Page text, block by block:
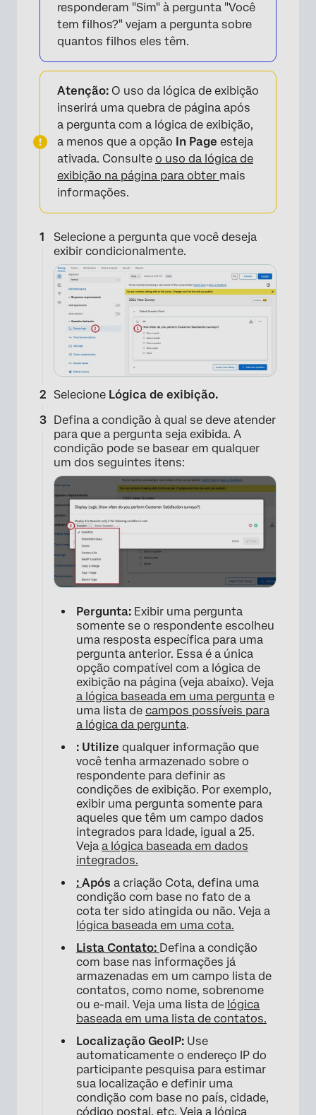
responderam "Sim" à pergunta "Você
tem filhos?" vejam a pergunta sobre
quantos filhos eles têm.
Atenção: O uso da lógica de exibição
inserirá uma quebra de página após
a pergunta com a lógica de exibição,
a menos que a opção In Page esteja
ativada. Consulte o uso da lógica de
exibição na página para obter mais
informações.
Selecione a pergunta que você deseja
exibir condicionalmente.
×
Selecione Lógica de exibição.
Defina a condição à qual se deve atender
para que a pergunta seja exibida. A
condição pode se basear em qualquer
um dos seguintes itens:
Pergunta: Exibir uma pergunta
somente se o respondente escolheu
uma resposta específica para uma
pergunta anterior. Essa é a única
opção compatível com a lógica de
exibição na página (veja abaixo). Veja
a lógica baseada em uma pergunta e
uma lista de campos possíveis para
a lógica da pergunta.
: Utilize qualquer informação que
você tenha armazenado sobre o
respondente para definir as
condições de exibição. Por exemplo,
exibir uma pergunta somente para
aqueles que têm um campo dados
integrados para Idade, igual a 25.
Veja a lógica baseada em dados
integrados.
: Após a criação Cota, defina uma
condição com base no fato de a
cota ter sido atingida ou não. Veja a
lógica baseada em uma cota.
Lista Contato: Defina a condição
com base nas informações já
armazenadas em um campo lista de
contatos, como nome, sobrenome
ou e-mail. Veja uma lista de lógica
baseada em uma lista de contatos.
Localização GeoIP: Use
automaticamente o endereço IP do
participante pesquisa para estimar
sua localização e definir uma
condição com base no país, cidade,
código postal, etc. Veja a lógica